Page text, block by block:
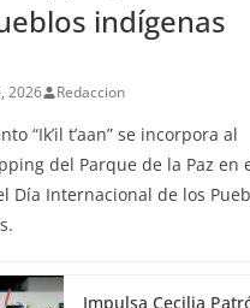
indígenas
2026 Redaccion
“Ik’il t’aan” se incorpora al
del Parque de la Paz en
Día Internacional de los
Impulsa Cecilia